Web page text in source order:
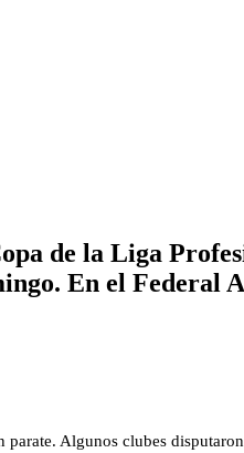
de la Liga
En el Federal
Algunos clubes